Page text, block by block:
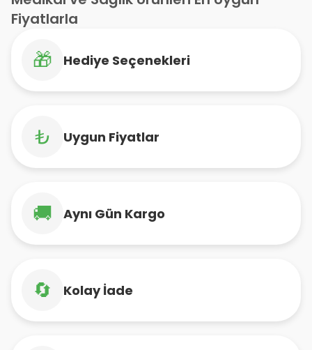
Fiyatlarla
🎁 Hediye Seçenekleri
₺ Uygun Fiyatlar
🚚 Aynı Gün Kargo
🔄 Kolay İade